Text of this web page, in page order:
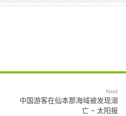
Next
中国游客在仙本那海域被发现溺
亡 – 太阳报